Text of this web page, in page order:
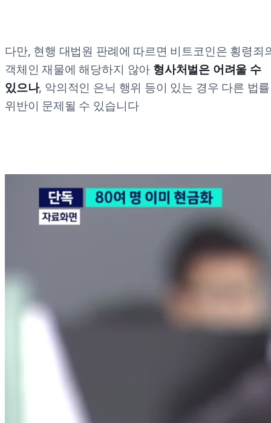
다만, 현행 대법원 판례에 따르면 비트코인은 횡령죄
객체인 재물에 해당하지 않아 형사처벌은 어려울 수
있으나, 악의적인 은닉 행위 등이 있는 경우 다른 법률
위반이 문제될 수 있습니다